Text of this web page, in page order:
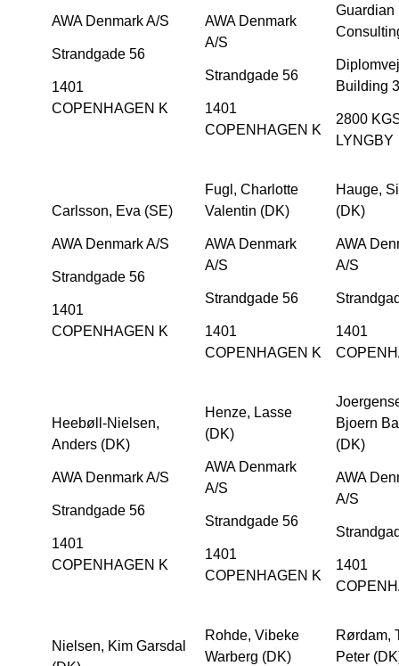
AWA Denmark A/S
Strandgade 56
1401
COPENHAGEN K
AWA Denmark
A/S
Strandgade 56
1401
COPENHAGEN K
Guardian
Building
2800
LYNGBY
Carlsson, Eva (SE)
AWA Denmark A/S
Strandgade 56
1401
COPENHAGEN K
Fugl, Charlotte
Valentin (DK)
AWA Denmark
A/S
Strandgade 56
1401
COPENHAGEN K
Hauge,
(DK)
AWA
A/S
1401
Heebøll-Nielsen,
Anders (DK)
AWA Denmark A/S
Strandgade 56
1401
COPENHAGEN K
Henze, Lasse
(DK)
AWA Denmark
A/S
Strandgade 56
1401
COPENHAGEN K
Bjoern
(DK)
AWA
A/S
1401
Nielsen, Kim Garsdal
Rohde, Vibeke
Warberg (DK)
Rørdam,
Peter